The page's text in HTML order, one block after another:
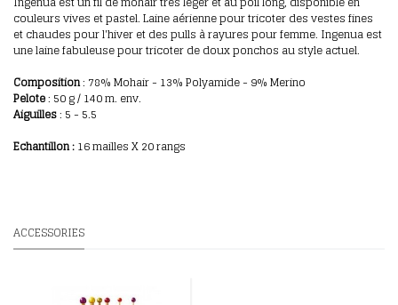
couleurs vives et pastel. Laine aérienne pour tricoter des vestes fines
et chaudes pour l'hiver et des pulls à rayures pour femme. Ingenua est
une laine fabuleuse pour tricoter de doux ponchos au style actuel.
Composition: 78% Mohair - 13% Polyamide - 9% Merino
Pelote: 50g / 140 m. env.
Aiguilles: 5 - 5.5
Echantillon:16 mailles X 20 rangs
ACCESSORIES